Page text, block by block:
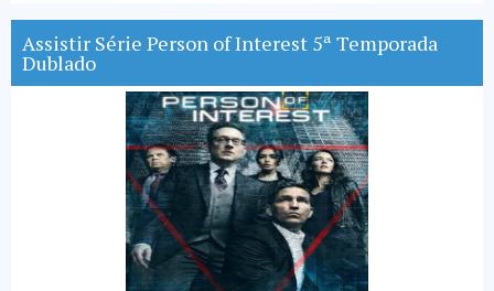
Assistir Série Person of Interest 5ª Temporada
Dublado